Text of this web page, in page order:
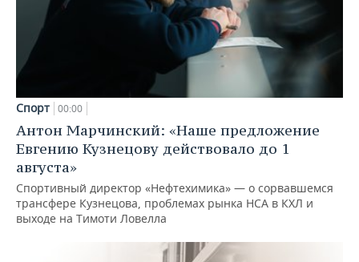
Спорт 00:00
Антон Марчинский: «Наше предложение
Евгению Кузнецову действовало до 1
августа»
Спортивный директор «Нефтехимика» — о сорвавшемся
трансфере Кузнецова, проблемах рынка НСА в КХЛ и
выходе на Тимоти Ловелла